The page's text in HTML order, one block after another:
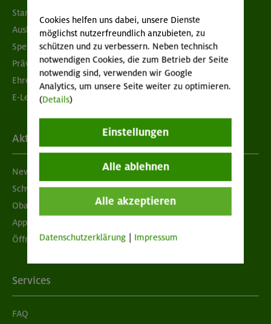
Standorte
Ausbildung & Jobs
Spenden
Prävention sexualisierter Gewalt
Ehrenamtsbörse
E-Learning
Aktuelles
Newsletter
Schwarzes Brett
Obacht geben!
App "Mein DAV+"
Öffnungszeiten
Services
FAQ
Cookies helfen uns dabei, unsere Dienste
möglichst nutzerfreundlich anzubieten, zu
schützen und zu verbessern. Neben technisch
notwendigen Cookies, die zum Betrieb der Seite
notwendig sind, verwenden wir Google
Analytics, um unsere Seite weiter zu optimieren.
(Details)
Einstellungen
Alle ablehnen
Alle akzeptieren
Datenschutzerklärung Impressum